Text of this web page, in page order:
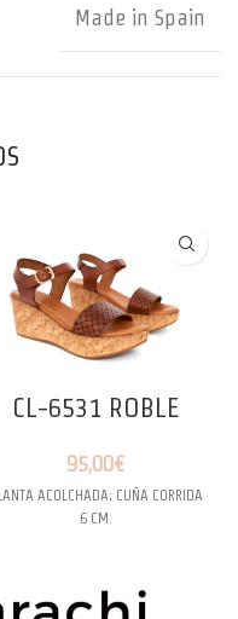
Made in Spain
CL-6531 ROBLE
95,00€
ACOLCHADA; CUÑA CORRIDA
6 CM.